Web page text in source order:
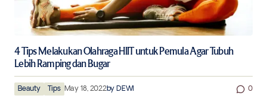
4 Tips Melakukan Olahraga HIIT untuk Pemula Agar Tubuh
Lebih Ramping dan Bugar
Beauty Tips May 18, 2022by DEWI 0